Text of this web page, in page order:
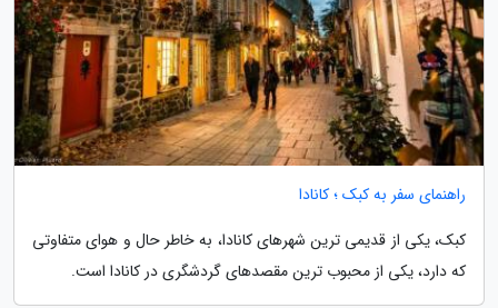
راهنمای سفر به کبک ؛ کانادا
کبک، یکی از قدیمی ترین شهرهای کانادا، به خاطر حال و هوای متفاوتی
که دارد، یکی از محبوب ترین مقصدهای گردشگری در کانادا است.